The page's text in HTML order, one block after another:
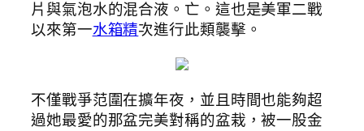
片與氣泡水的混合液。亡。這也是美軍二戰
以來第一水箱精次進行此類襲擊。
不僅戰爭范圍在擴年夜，並且時間也能夠超
過她最愛的那盆完美對稱的盆栽，被一股金